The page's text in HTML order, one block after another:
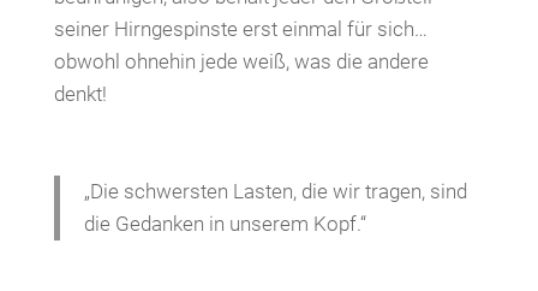
seiner Hirngespinste erst einmal für sich…
obwohl ohnehin jede weiß, was die andere
denkt!
„Die schwersten Lasten, die wir tragen, sind
die Gedanken in unserem Kopf.“